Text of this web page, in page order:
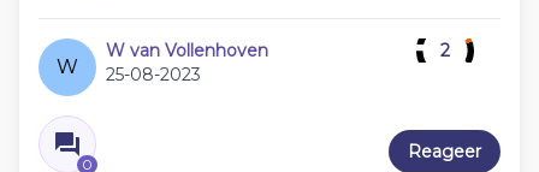
W
W van Vollenhoven
25-08-2023
0
2
Reageer